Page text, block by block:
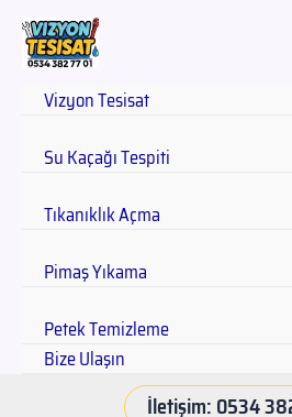
Vizyon Tesisat
Su Kaçağı Tespiti
Tıkanıklık Açma
Pimaş Yıkama
Petek Temizleme
Bize Ulaşın
İletişim: 0534